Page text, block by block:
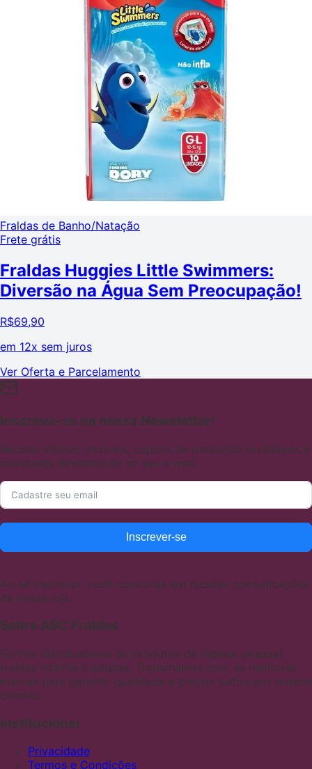
Fraldas de Banho/Natação
Frete grátis
Fraldas Huggies Little Swimmers:
Diversão na Água Sem Preocupação!
R$69,90
em 12x sem juros
Ver Oferta e Parcelamento
Inscreva-se na nossa Newsletter!
Receba ofertas incríveis, cupons de desconto exclusivos e
novidades diretamente no seu e-mail.
Inscrever-se
Ao se inscrever, você concorda em receber comunicações
de nossa loja.
Sobre ABC Fraldas
Somos distribuidores de produtos de higiene pessoal,
fraldas infantis e adultas. Trabalhamos com as melhores
marcas para garantir qualidade e preços justos aos nossos
clientes
Institucional
Privacidade
Termos e Condições